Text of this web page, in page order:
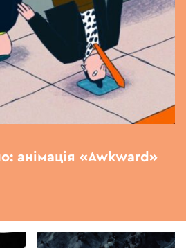
анімація «Awkward»